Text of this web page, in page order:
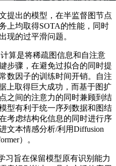
提出的模型，在半监督图节点
上均取得SOTA的性能，同时
现的过平滑问题。
算是将稀疏图信息和自注意
步骤，在避免过拟合的同时提
数因子的训练时间开销。自注
上取得巨大成功，而基于图扩
之间的注意力的同时兼顾到结
型有利于统一序列数据和图结
考虑结构化信息的同时进行序
文本情感分析/利用Diffusion
）。
旨在保留模型原有识别能力